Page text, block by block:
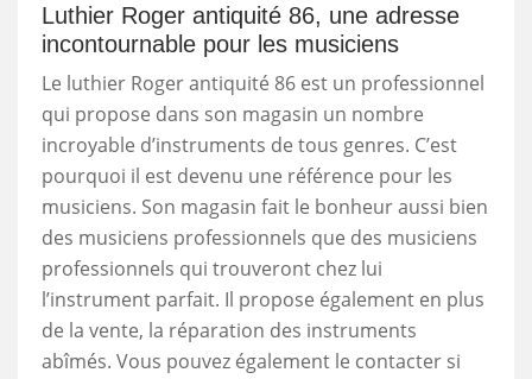
Luthier Roger antiquité 86, une adresse
incontournable pour les musiciens
Le luthier Roger antiquité 86 est un professionnel
qui propose dans son magasin un nombre
incroyable d’instruments de tous genres. C’est
pourquoi il est devenu une référence pour les
musiciens. Son magasin fait le bonheur aussi bien
des musiciens professionnels que des musiciens
professionnels qui trouveront chez lui
l’instrument parfait. Il propose également en plus
de la vente, la réparation des instruments
abîmés. Vous pouvez également le contacter si